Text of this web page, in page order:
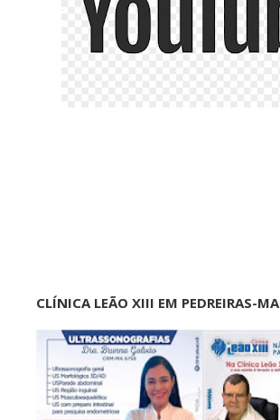
CLÍNICA LEÃO XIII EM PEDREIRAS-MA